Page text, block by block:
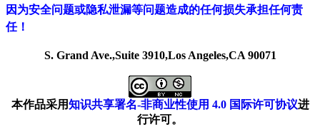
因为安全问题或隐私泄漏等问题造成的任何损失承担任何责
任！
S. Grand Ave.,Suite 3910,Los Angeles,CA 90071
本作品采用知识共享署名-非商业性使用 4.0 国际许可协议进
行许可。